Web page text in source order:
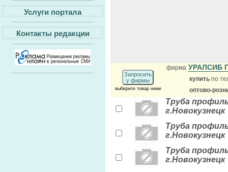
Услуги портала
Контакты редакции
Запросить
у фирмы
выберите товар ниже
фирма УРАЛСИБ
купить по
оптово-
Труба
г.Новокузнецк
Труба
г.Новокузнецк
Труба
г.Новокузнецк